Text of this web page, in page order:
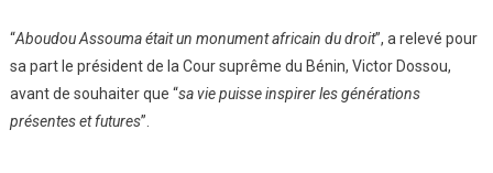
“Aboudou Assouma était un monument africain du droit”, a relevé pour
sa part le président de la Cour suprême du Bénin, Victor Dossou,
avant de souhaiter que “sa vie puisse inspirer les générations
présentes et futures”.